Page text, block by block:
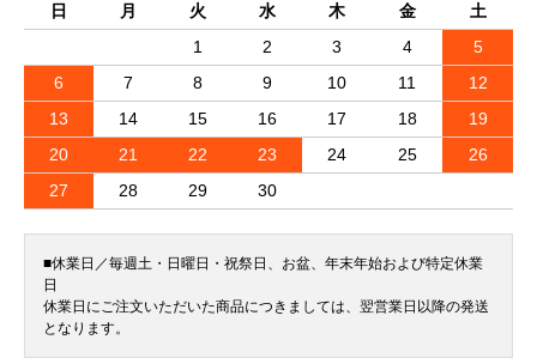
日
月 火 水 木 金
土
1
2 3 4
5
6
7 8 9 10 11
12
13
14 15 16 17 18
19
20
21 22 23 24 25
26
27
28 29 30
■休業日／毎週土・日曜日・祝祭日、お盆、年末年始および特定休業
日
休業日にご注文いただいた商品につきましては、翌営業日以降の発送
となります。